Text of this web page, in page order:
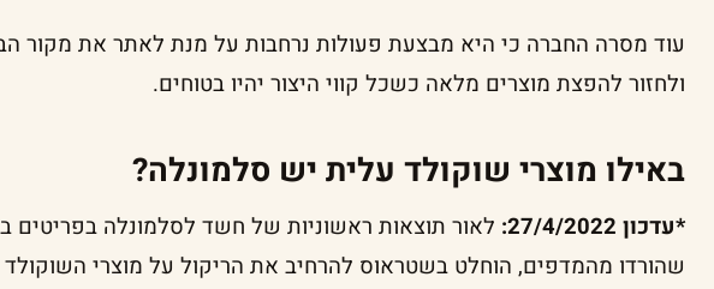
עוד מסרה החברה כי היא מבצעת פעולות נרחבות על מנת לאתר את מקור
ולחזור להפצת מוצרים מלאה כשכל קווי היצור יהיו בטוחים.
באילו מוצרי שוקולד עלית יש סלמונלה?
*עדכון 27/4/2022:
לאור תוצאות ראשוניות של חשד לסלמונלה בפריטים
שהורדו מהמדפים, הוחלט בשטראוס להרחיב את הריקול על מוצרי